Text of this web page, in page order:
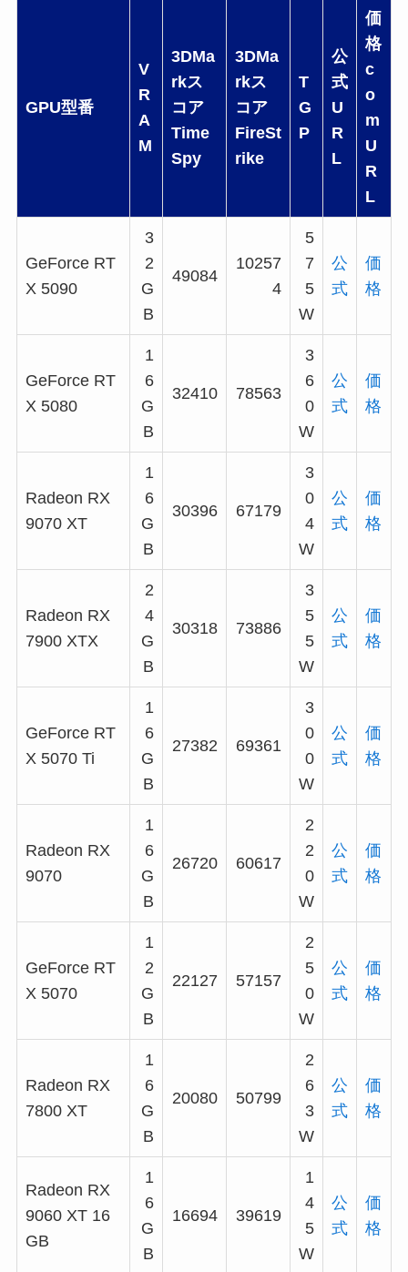
GPU型番
V
R
A
M
3DMa
rkス
コア
Time
Spy
3DMa
rkス
コア
FireSt
rike
T
G
P
公
式
U
R
L
価
格
c
o
m
U
R
L
GeForce RT
X 5090
3
2
G
B
49084
10257
4
5
7
5
W
公
式
価
格
GeForce RT
X 5080
1
6
G
B
32410 78563
3
6
0
W
公
式
価
格
Radeon RX
9070 XT
1
6
G
B
30396 67179
3
0
4
W
公
式
価
格
Radeon RX
7900 XTX
2
4
G
B
30318 73886
3
5
5
W
公
式
価
格
GeForce RT
X 5070 Ti
1
6
G
B
27382 69361
3
0
0
W
公
式
価
格
Radeon RX
9070
1
6
G
B
26720 60617
2
2
0
W
公
式
価
格
GeForce RT
X 5070
1
2
G
B
22127 57157
2
5
0
W
公
式
価
格
Radeon RX
7800 XT
1
6
G
B
20080 50799
2
6
3
W
公
式
価
格
Radeon RX
9060 XT 16
GB
1
6
G
B
16694 39619
1
4
5
W
公
式
価
格